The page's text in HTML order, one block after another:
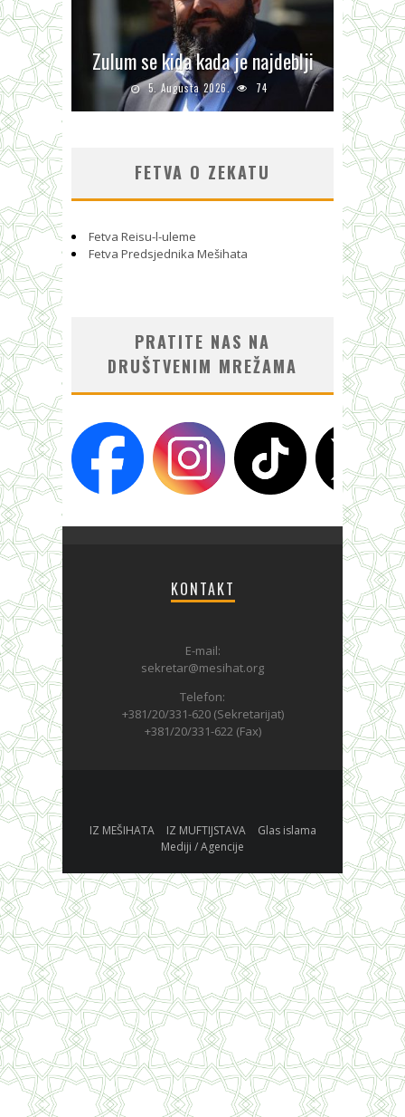
Zulum se kida kada je najdeblji
5. Augusta 2026. 74
FETVA O ZEKATU
Fetva Reisu-l-uleme
Fetva Predsjednika Mešihata
PRATITE NAS NA
DRUŠTVENIM MREŽAMA
KONTAKT
E-mail:
sekretar@mesihat.org
Telefon:
+381/20/331-620 (Sekretarijat)
+381/20/331-622 (Fax)
IZ MEŠIHATA IZ MUFTIJSTAVA
Glas islama
Mediji / Agencije